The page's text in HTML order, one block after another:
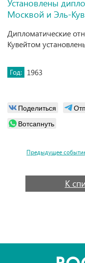
Установлены
Москвой и Эль-
Дипломатические
Кувейтом
Год: 1963
Поделиться
Вотсапнуть
Предыдущее
К